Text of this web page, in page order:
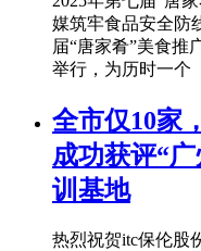
媒筑牢食品安全防
届“唐家肴”美食推
举行，为历时一个
全市仅10家
成功获评“
训基地
热烈祝贺itc保伦股